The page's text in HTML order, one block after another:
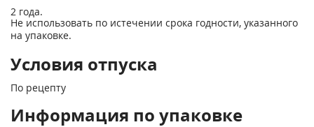
2 года.
Не использовать по истечении срока годности, указанного
на упаковке.
Условия отпуска
По рецепту
Информация по упаковке